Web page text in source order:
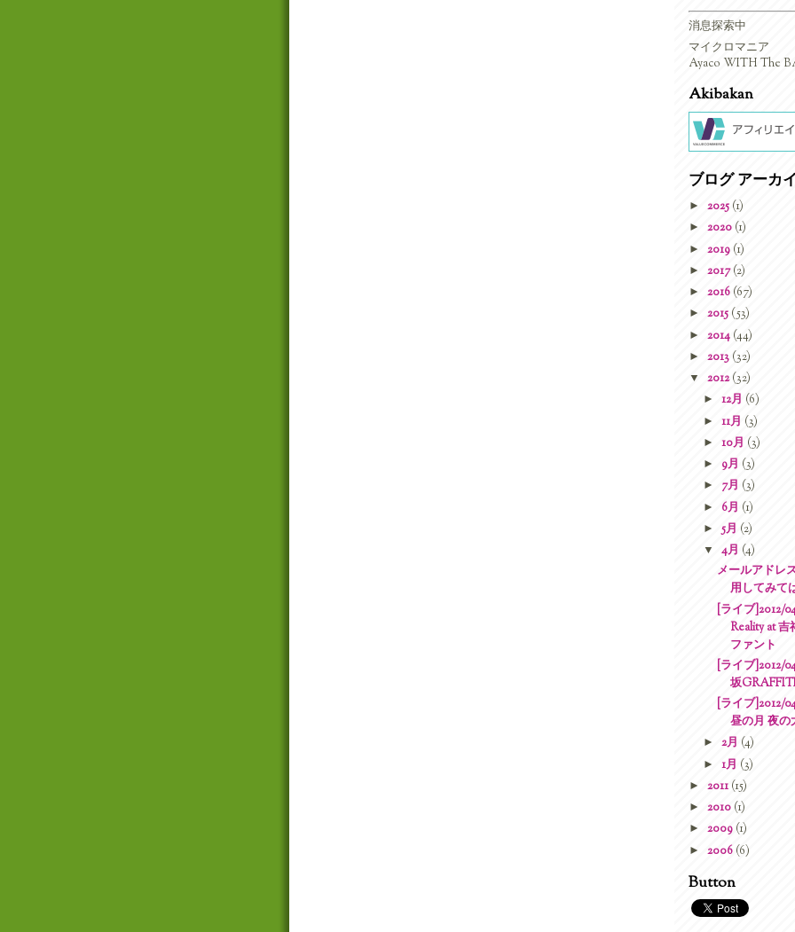
消息探索中
マイクロマニア
Ayaco WITH The
Akibakan
ブログ アーカ
► 2025 (1)
► 2020 (1)
► 2019 (1)
► 2017(2)
► 2016 (67)
► 2015 (53)
► 2014 (44)
► 2013 (32)
▼ 2012(32)
► 12月 (6)
► 11月 (3)
► 10月 (3)
► 9月 (3)
► 7月 (3)
► 6月 (1)
► 5月 (2)
▼ 4月 (4)
メールアドレ
用してみて
[ライブ]2012/
Reality at
ファント
[ライブ]2012/
坂
[ライブ]2012/
昼の月 夜の
► 2月 (4)
► 1月 (3)
► 2011 (15)
► 2010 (1)
► 2009 (1)
► 2006 (6)
Button